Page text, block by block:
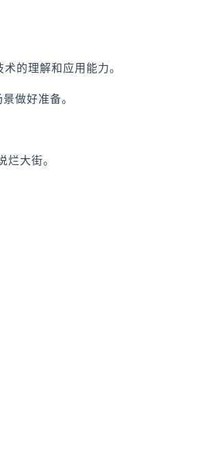
的理解和应用能力。
做好准备。
烂大街。